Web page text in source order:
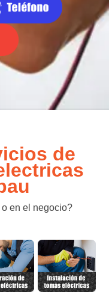
de
en el negocio?